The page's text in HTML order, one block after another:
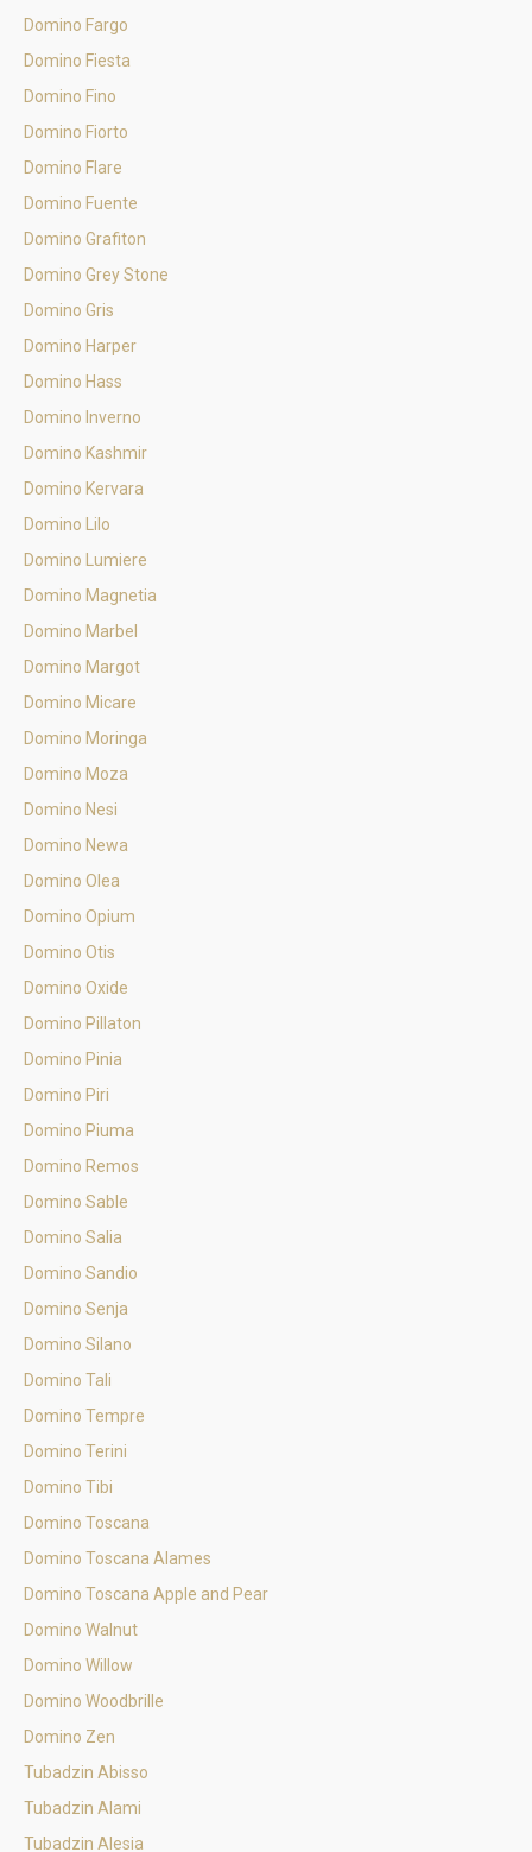
Domino Fargo
Domino Fiesta
Domino Fino
Domino Fiorto
Domino Flare
Domino Fuente
Domino Grafiton
Domino Grey Stone
Domino Gris
Domino Harper
Domino Hass
Domino Inverno
Domino Kashmir
Domino Kervara
Domino Lilo
Domino Lumiere
Domino Magnetia
Domino Marbel
Domino Margot
Domino Micare
Domino Moringa
Domino Moza
Domino Nesi
Domino Newa
Domino Olea
Domino Opium
Domino Otis
Domino Oxide
Domino Pillaton
Domino Pinia
Domino Piri
Domino Piuma
Domino Remos
Domino Sable
Domino Salia
Domino Sandio
Domino Senja
Domino Silano
Domino Tali
Domino Tempre
Domino Terini
Domino Tibi
Domino Toscana
Domino Toscana Alames
Domino Toscana Apple and Pear
Domino Walnut
Domino Willow
Domino Woodbrille
Domino Zen
Tubadzin Abisso
Tubadzin Alami
Tubadzin Alesia